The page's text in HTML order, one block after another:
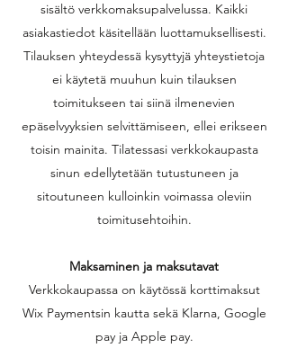
sisältö verkkomaksupalvelussa. Kaikki
asiakastiedot käsitellään luottamuksellisesti.
Tilauksen yhteydessä kysyttyjä yhteystietoja
ei käytetä muuhun kuin tilauksen
toimitukseen tai siinä ilmenevien
epäselvyyksien selvittämiseen, ellei erikseen
toisin mainita. Tilatessasi verkkokaupasta
sinun edellytetään tutustuneen ja
sitoutuneen kulloinkin voimassa oleviin
toimitusehtoihin.
Maksaminen ja maksutavat
Verkkokaupassa on käytössä korttimaksut
Wix Paymentsin kautta sekä Klarna, Google
pay ja Apple pay.